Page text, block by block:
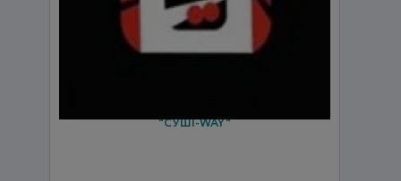
"СУШІ-WAY"